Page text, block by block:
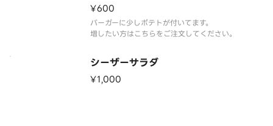
¥600
バーガーに少しポテトが付いてます。
増したい方はこちらをご注文してください。
シーザーサラダ
¥1,000